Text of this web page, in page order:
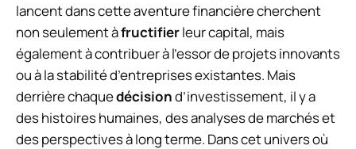
lancent dans cette aventure financière cherchent
non seulement àfructifierleur capital, mais
également à contribuer à l’essor de projets innovants
ou à la stabilité d’entreprises existantes. Mais
derrière chaquedécisiond’investissement, il y a
des histoires humaines, des analyses de marchés et
des perspectives à long terme. Dans cet univers où